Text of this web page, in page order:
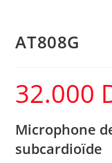
AT808G
32.000
Microphone
subcardioïde